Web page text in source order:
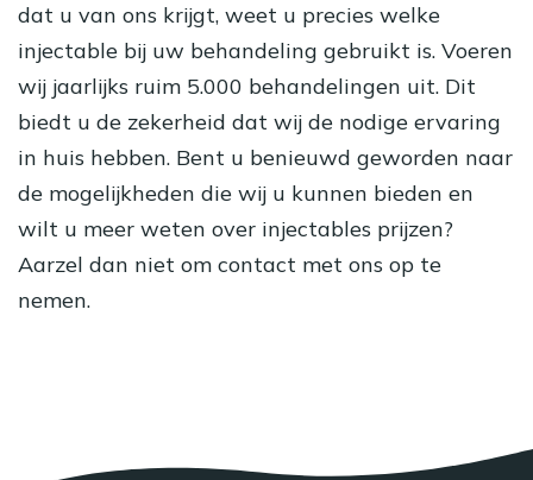
dat u van ons krijgt, weet u precies welke
injectable bij uw behandeling gebruikt is. Voeren
wij jaarlijks ruim 5.000 behandelingen uit. Dit
biedt u de zekerheid dat wij de nodige ervaring
in huis hebben. Bent u benieuwd geworden naar
de mogelijkheden die wij u kunnen bieden en
wilt u meer weten over injectables prijzen?
Aarzel dan niet om contact met ons op te
nemen.